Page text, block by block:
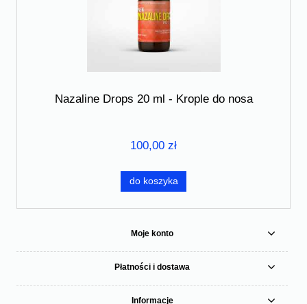
Nazaline Drops 20 ml - Krople do nosa
100,00 zł
do koszyka
Moje konto
Płatności i dostawa
Informacje